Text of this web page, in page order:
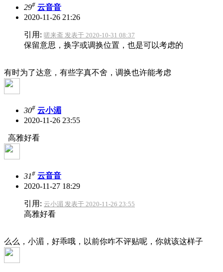
29# 云音音
2020-11-26 21:26
引用: 嗟来斋 发表于 2020-10-31 08:37
保留意思，换字或调换位置，也是可以考虑的
有时为了达意，有些字真不舍，调换也许能考虑
30# 云小湄
2020-11-26 23:55
高雅好看
31# 云音音
2020-11-27 18:29
引用: 云小湄 发表于 2020-11-26 23:55
高雅好看
么么，小湄，好乖哦，以前你咋不评贴呢，你就该这样子